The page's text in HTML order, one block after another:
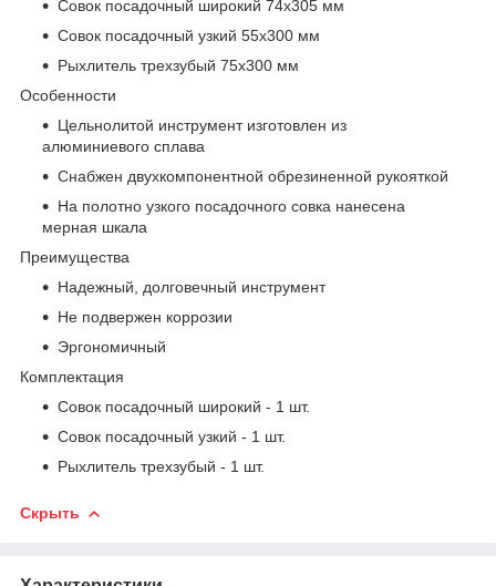
Совок посадочный широкий 74х305 мм
Совок посадочный узкий 55х300 мм
Рыхлитель трехзубый 75х300 мм
Особенности
Цельнолитой инструмент изготовлен из
алюминиевого сплава
Снабжен двухкомпонентной обрезиненной рукояткой
На полотно узкого посадочного совка нанесена
мерная шкала
Преимущества
Надежный, долговечный инструмент
Не подвержен коррозии
Эргономичный
Комплектация
Совок посадочный широкий - 1 шт.
Совок посадочный узкий - 1 шт.
Рыхлитель трехзубый - 1 шт.
Скрыть